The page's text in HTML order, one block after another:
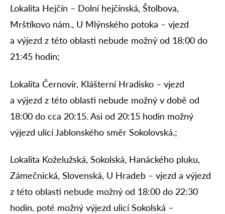
Lokalita Hejčín – Dolní hejčínská, Štolbova,
Mrštíkovo nám., U Mlýnského potoka – vjezd
a výjezd z této oblasti nebude možný od 18:00 do
21:45 hodin;
Lokalita Černovír, Klášterní Hradisko – vjezd
a výjezd z této oblasti nebude možný v době od
18:00 do cca 20:15. Asi od 20:15 hodin možný
výjezd ulicí Jablonského směr Sokolovská.;
Lokalita Koželužská, Sokolská, Hanáckého pluku,
Zámečnická, Slovenská, U Hradeb – vjezd a výjezd
z této oblasti nebude možný od 18:00 do 22:30
hodin, poté možný výjezd ulicí Sokolská –